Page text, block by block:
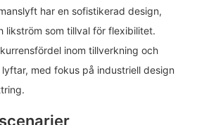
har en sofistikerad design,
likström som tillval för flexibilitet.
inom tillverkning och
med fokus på industriell design